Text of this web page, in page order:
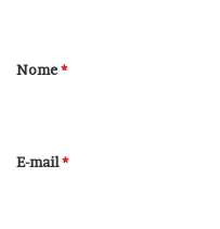
r
*
Nome*
E-mail*